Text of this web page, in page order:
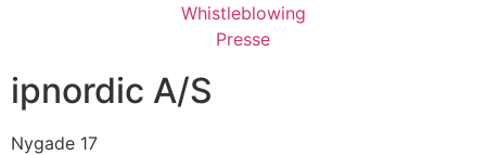
Whistleblowing
Presse
ipnordic A/S
Nygade 17